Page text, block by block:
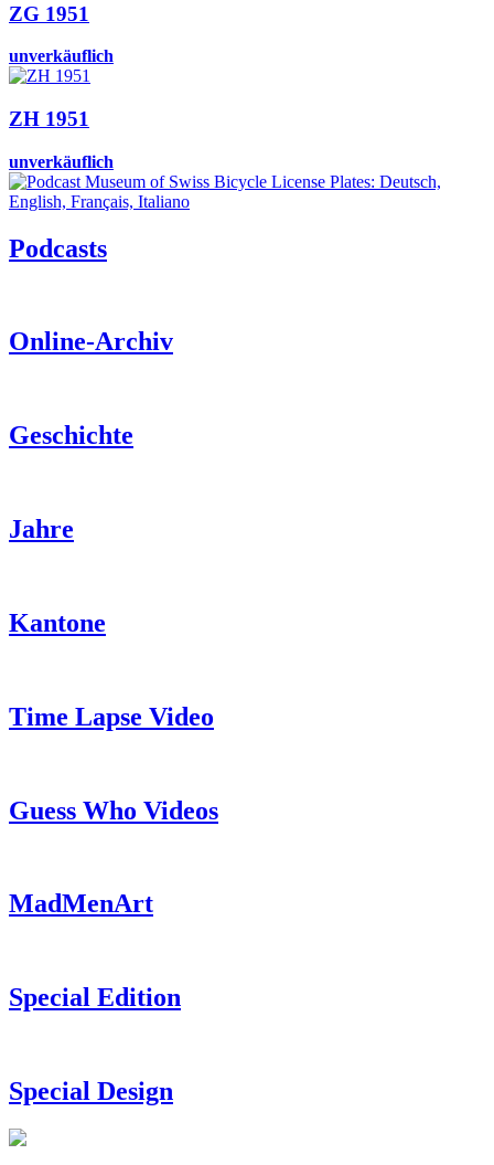
ZG 1951
unverkäuflich
ZH 1951
unverkäuflich
Podcasts
Online-Archiv
Geschichte
Jahre
Kantone
Time Lapse Video
Guess Who Videos
MadMenArt
Special Edition
Special Design